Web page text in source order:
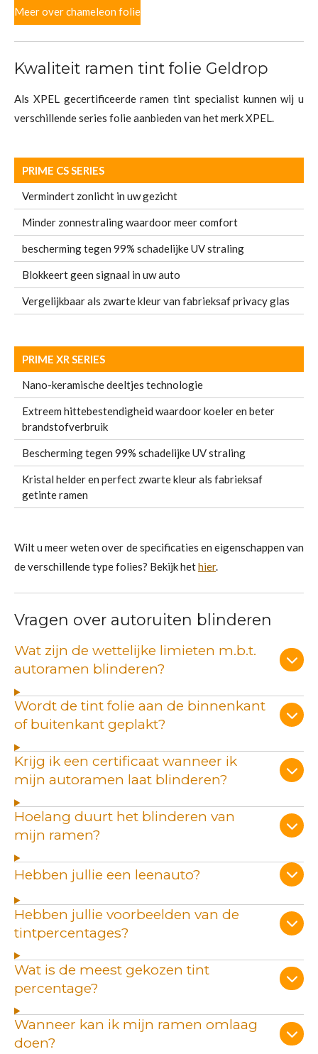
Meer over chameleon folie
Kwaliteit ramen tint folie Geldrop
Als XPEL gecertificeerde ramen tint specialist kunnen wij u
verschillende series folie aanbieden van het merk XPEL.
PRIME CS SERIES
Vermindert zonlicht in uw gezicht
Minder zonnestraling waardoor meer comfort
bescherming tegen 99% schadelijke UV straling
Blokkeert geen signaal in uw auto
Vergelijkbaar als zwarte kleur van fabrieksaf privacy glas
PRIME XR SERIES
Nano-keramische deeltjes technologie
Extreem hittebestendigheid waardoor koeler en beter
brandstofverbruik
Bescherming tegen 99% schadelijke UV straling
Kristal helder en perfect zwarte kleur als fabrieksaf
getinte ramen
Wilt u meer weten over de specificaties en eigenschappen van
de verschillende type folies? Bekijk hethier.
Vragen over autoruiten blinderen
Wat zijn de wettelijke limieten m.b.t.
autoramen blinderen?
Wordt de tint folie aan de binnenkant
of buitenkant geplakt?
Krijg ik een certificaat wanneer ik
mijn autoramen laat blinderen?
Hoelang duurt het blinderen van
mijn ramen?
Hebben jullie een leenauto?
Hebben jullie voorbeelden van de
tintpercentages?
Wat is de meest gekozen tint
percentage?
Wanneer kan ik mijn ramen omlaag
doen?